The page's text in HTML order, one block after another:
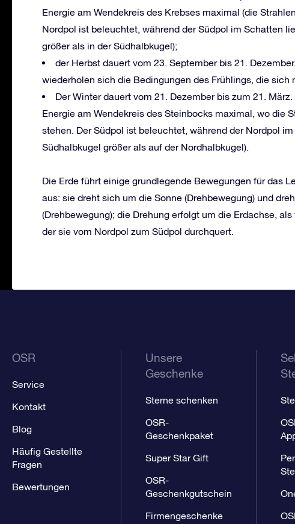
Energie am Wendekreis des Krebses maximal (die
Nordpol ist beleuchtet, während der Südpol im Schatten
größer als in der Südhalbkugel);
der Herbst dauert vom 23. September bis 21.
wiederholen sich die Bedingungen des Frühlings, die sich
Der Winter dauert vom 21. Dezember bis zum 21.
Energie am Wendekreis des Steinbocks maximal, wo die
stehen. Der Südpol ist beleuchtet, während der Nordpol
Südhalbkugel größer als auf der Nordhalbkugel).
Die Erde führt einige grundlegende Bewegungen für das
aus: sie dreht sich um die Sonne (Drehbewegung) und
(Drehbewegung); die Drehung erfolgt um die Erdachse,
der sie vom Nordpol zum Südpol durchquert.
OSR
Service
Kontakt
Blog
Häufig Gestellte
Fragen
Bewertungen
Unsere
Geschenke
Sterne schenken
OSR-
Geschenkpaket
Super Star Gift
OSR-
Geschenkgutschein
Firmengeschenke